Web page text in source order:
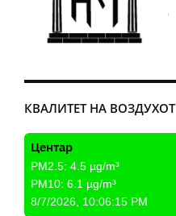
КВАЛИТЕТ НА ВОЗДУХОТ
Центар
PM2.5: 4.5 µg/m³
PM10: 6.1 µg/m³
8/7/2026, 10:06:15 PM